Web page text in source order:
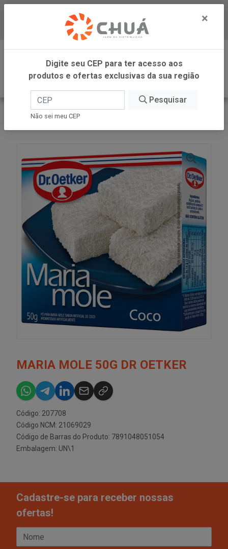
Baixe já nosso APP
0
INÍCIO
DR OETKER BRASIL
MARIA MOLE 50G DR OETKER
Código: 207708
Código NCM: 21069029
Código de Barras do Produto: 7891048051054
Embalagem: UN\1
Cadastre-se para receber nossas
ofertas!
×
Digite seu CEP para ter acesso aos
produtos e ofertas exclusivas da sua região
Pesquisar
Não sei meu CEP